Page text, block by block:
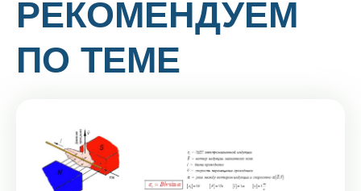
РЕКОМЕНДУЕМ
ПО ТЕМЕ